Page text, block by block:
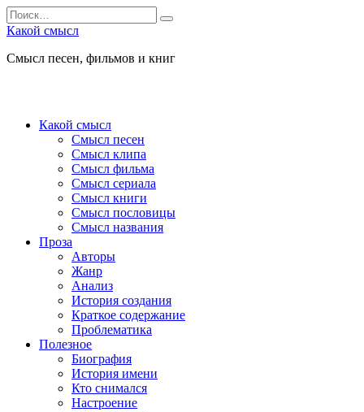
Перейти
к
Search
for:
Какой смысл
Смысл песен, фильмов и книг
Какой смысл
Смысл песен
Смысл клипа
Смысл фильма
Смысл сериала
Смысл книги
Смысл пословицы
Смысл названия
Проза
Авторы
Жанр
Анализ
История создания
Краткое содержание
Проблематика
Полезное
Биография
История имени
Кто снимался
Настроение